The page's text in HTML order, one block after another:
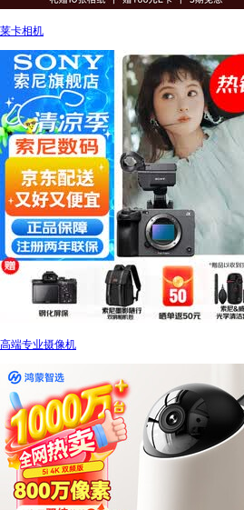
莱卡相机
高端专业摄像机